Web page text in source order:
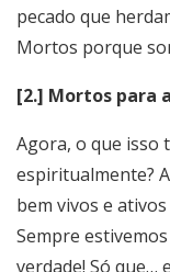
pecado que
Mortos porque
[2.] Mortos para
Agora, o que isso
espiritualmente?
bem vivos e
Sempre
verdade! Só que…